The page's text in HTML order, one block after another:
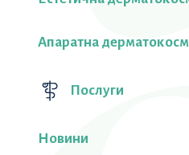
Апаратна
Послуги
Новини